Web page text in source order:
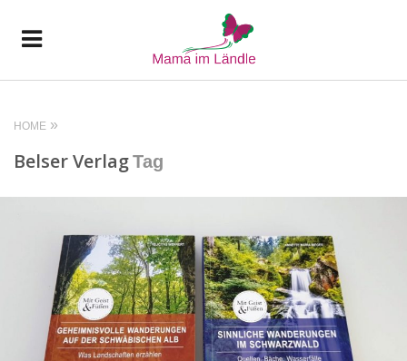
HOME
Belser VerlagTag
READ MORE